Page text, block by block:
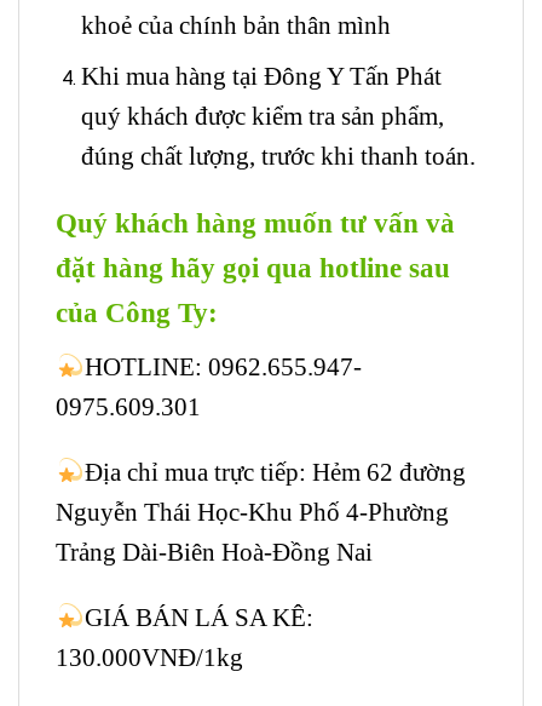
khoẻ của chính bản thân mình
Khi mua hàng tại Đông Y Tấn Phát
quý khách được kiểm tra sản phẩm,
đúng chất lượng, trước khi thanh toán.
Quý khách hàng muốn tư vấn và
đặt hàng hãy gọi qua hotline sau
của Công Ty:
HOTLINE: 0962.655.947-
0975.609.301
Địa chỉ mua trực tiếp: Hẻm 62 đường
Nguyễn Thái Học-Khu Phố 4-Phường
Trảng Dài-Biên Hoà-Đồng Nai
GIÁ BÁN LÁ SA KÊ:
130.000VNĐ/1kg